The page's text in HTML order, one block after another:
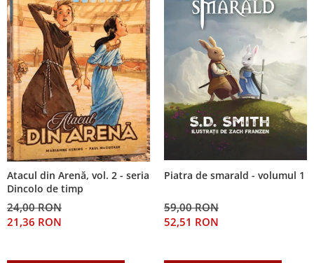
Atacul din Arenă, vol. 2 - seria
Dincolo de timp
24,00 RON
21,36 RON
Piatra de smarald - volumul 1
59,00 RON
52,51 RON